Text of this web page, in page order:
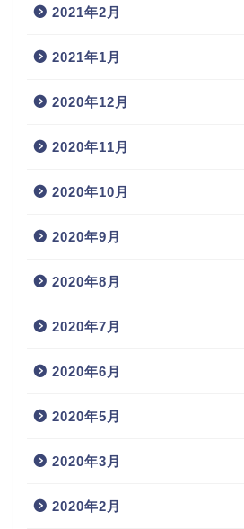
2021年2月
2021年1月
2020年12月
2020年11月
2020年10月
2020年9月
2020年8月
2020年7月
2020年6月
2020年5月
2020年3月
2020年2月